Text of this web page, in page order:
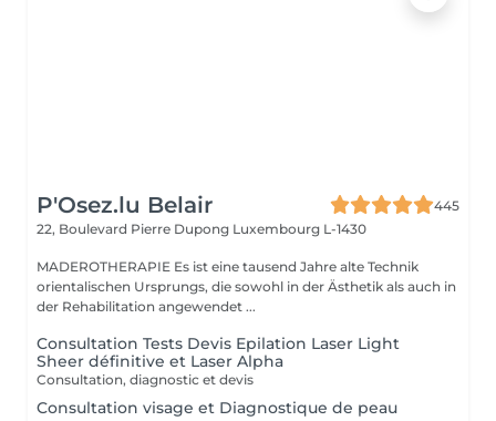
P'Osez.lu Belair
445
22, Boulevard Pierre Dupong Luxembourg L-1430
MADEROTHERAPIE Es ist eine tausend Jahre alte Technik
orientalischen Ursprungs, die sowohl in der Ästhetik als auch in
der Rehabilitation angewendet ...
Consultation Tests Devis Epilation Laser Light
Sheer définitive et Laser Alpha
Consultation, diagnostic et devis
Consultation visage et Diagnostique de peau